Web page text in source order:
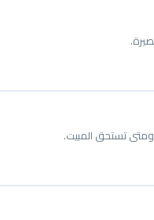
ومتى تستحق المبيت.